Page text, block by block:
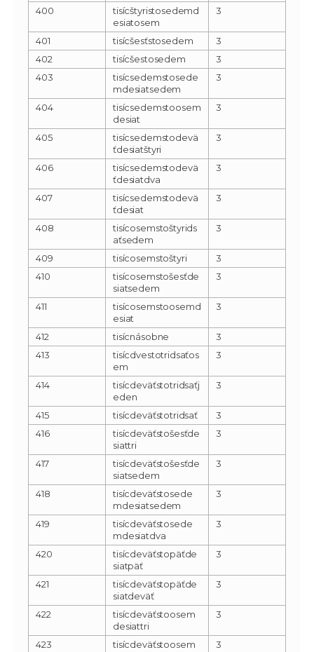
400
tisícštyristosedemd
esiatosem
3
401 tisícšesťstosedem
3
402
tisícšestosedem
3
403
tisícsedemstosede
mdesiatsedem
3
404
tisícsedemstoosem
desiat
3
405
tisícsedemstodevä
ťdesiatštyri
3
406
tisícsedemstodevä
ťdesiatdva
3
407
tisícsedemstodevä
ťdesiat
3
408
tisícosemstoštyrids
aťsedem
3
409 tisícosemstoštyri
3
410
tisícosemstošesťde
siatsedem
3
411
tisícosemstoosemd
esiat
3
412 tisícnásobne
3
413
tisícdvestotridsaťos
em
3
414
tisícdeväťstotridsaťj
eden
3
415 tisícdeväťstotridsať
3
416
tisícdeväťstošesťde
siattri
3
417
tisícdeväťstošesťde
siatsedem
3
418
tisícdeväťstosede
mdesiatsedem
3
419
tisícdeväťstosede
mdesiatdva
3
420
tisícdeväťstopäťde
siatpäť
3
421
tisícdeväťstopäťde
siatdeväť
3
422
tisícdeväťstoosem
desiattri
3
423
tisícdeväťstoosem
3